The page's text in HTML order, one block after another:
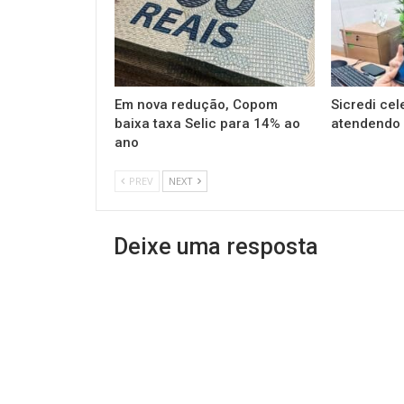
Em nova redução, Copom
baixa taxa Selic para 14% ao
ano
Sicredi
atendendo
PREV NEXT
Deixe uma resposta